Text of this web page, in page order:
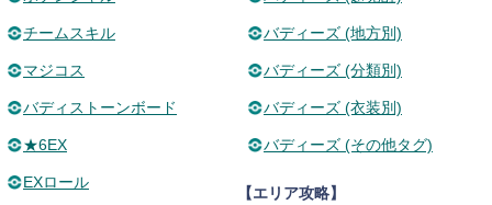
チームスキル
マジコス
バディストーンボード
★6EX
EXロール
バディーズ (地方別)
バディーズ (分類別)
バディーズ (衣装別)
バディーズ (その他タグ)
【エリア攻略】